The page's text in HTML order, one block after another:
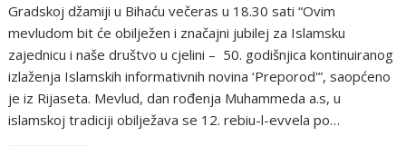
Gradskoj džamiji u Bihaću večeras u 18.30 sati “Ovim
mevludom bit će obilježen i značajni jubilej za Islamsku
zajednicu i naše društvo u cjelini – 50. godišnjica kontinuiranog
izlaženja Islamskih informativnih novina ‘Preporod'”, saopćeno
je iz Rijaseta. Mevlud, dan rođenja Muhammeda a.s, u
islamskoj tradiciji obilježava se 12. rebiu-l-evvela po…